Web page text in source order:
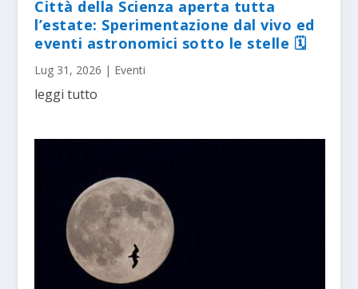
Città della Scienza aperta tutta
l’estate: Sperimentazione dal vivo ed
eventi astronomici sotto le stelle 🗓
Lug 31, 2026 | Eventi
leggi tutto